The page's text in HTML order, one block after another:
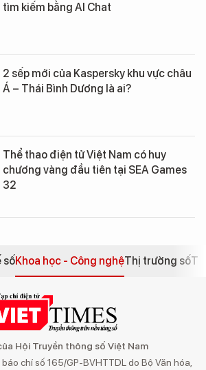
tìm kiếm bằng AI Chat
2 sếp mới của Kaspersky khu vực châu
Á – Thái Bình Dương là ai?
Thể thao điện tử Việt Nam có huy
chương vàng đầu tiên tại SEA Games
32
sốKhoa học - Công nghệThị trường số
Hội Truyền thông số Việt Nam
chí số 165/GP-BVHTTDL do Bộ Văn hóa,